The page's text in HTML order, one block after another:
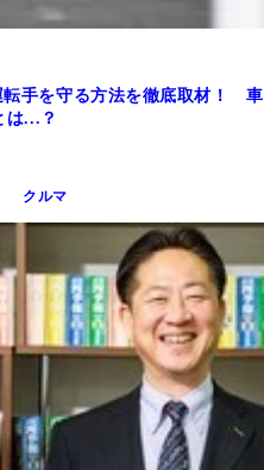
転手を守る方法を徹底取材！ 車
は...？
クルマ